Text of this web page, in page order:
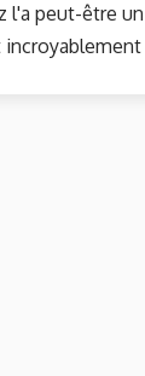
l'a peut-être